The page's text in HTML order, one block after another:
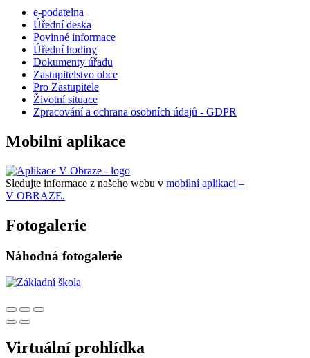
e-podatelna
Úřední deska
Povinné informace
Úřední hodiny
Dokumenty úřadu
Zastupitelstvo obce
Pro Zastupitele
Životní situace
Zpracování a ochrana osobních údajů - GDPR
Mobilní aplikace
Sledujte informace z našeho webu v mobilní aplikaci –
V OBRAZE.
Fotogalerie
Náhodná fotogalerie
Virtuální prohlídka